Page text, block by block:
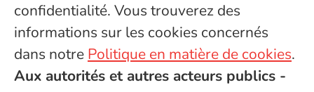
confidentialité. Vous trouverez des
informations sur les cookies concernés
dans notre Politique en matière de cookies.
Aux autorités et autres acteurs publics -